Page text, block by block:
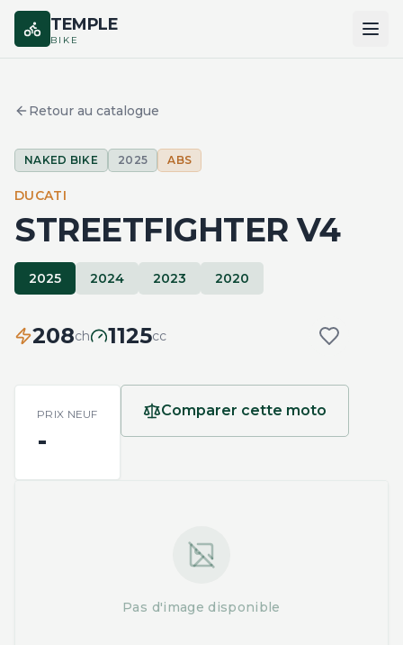
TEMPLE
BIKE
MARQUES
COMPARER
Retour au catalogue
NAKED BIKE 2025 ABS
DUCATI
STREETFIGHTER V4
2025 2024 2023 2020
208ch 1125cc
PRIX NEUF
-
Comparer cette moto
Pas d'image disponible